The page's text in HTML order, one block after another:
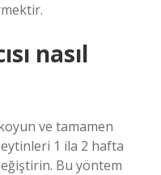
nasıl
ve tamamen
1 ila 2 hafta
Bu yöntem